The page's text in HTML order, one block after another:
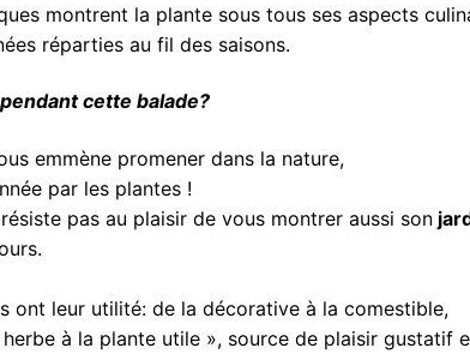
montrent la plante sous tous ses aspects
réparties au fil des saisons.
cette balade?
emmène promener dans la nature,
par les plantes !
résiste pas au plaisir de vous montrer aussi son
ont leur utilité: de la décorative à la comestible,
à la plante utile », source de plaisir gustatif